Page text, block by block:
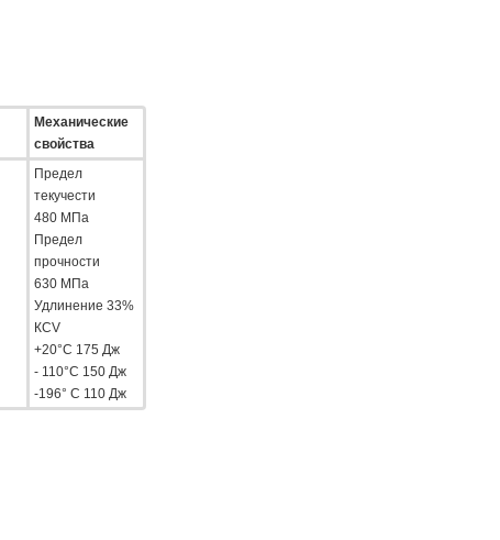
Механические
свойства
Предел
текучести
480 МПа
Предел
прочности
630 МПа
Удлинение 33%
КCV
+20°С 175 Дж
- 110°С 150 Дж
-196° С 110 Дж